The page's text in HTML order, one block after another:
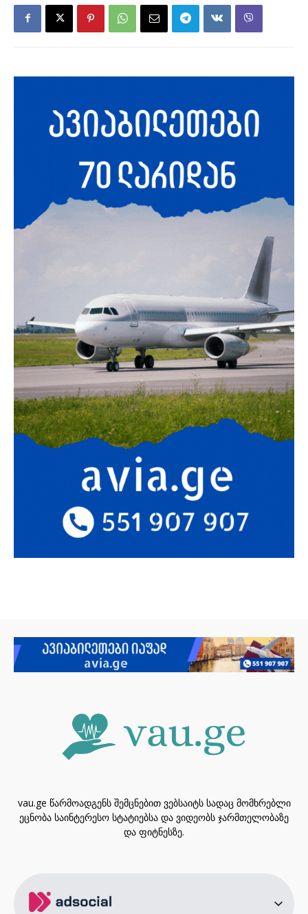
vau.ge წარმოადგენს შემცნებით ვებსაიტს სადაც მომხრებლი
ეცნობა საინტერესო სტატიებსა და ვიდეობს ჯარმთელობაზე
და ფიტნესზე.